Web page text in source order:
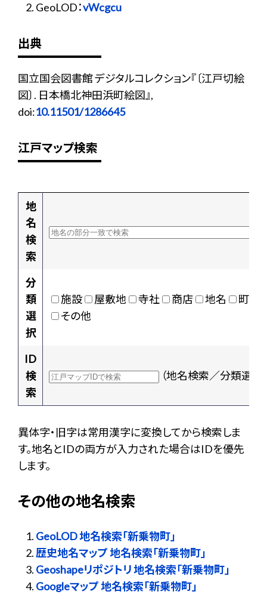
GeoLOD：vWcgcu
出典
国立国会図書館 デジタルコレクション『〔江戸切絵
図〕. 日本橋北神田浜町絵図』,
doi:10.11501/1286645
江戸マップ検索
地
名
検
索
分
類
選
択
施設 屋敷地 寺社 商店 地名
町村
その他
ID
検
索
（地名検索／分類選択
異体字・旧字は常用漢字に変換してから検索しま
す。地名とIDの両方が入力された場合はIDを優先
します。
その他の地名検索
GeoLOD 地名検索「新乗物町」
歴史地名マップ 地名検索「新乗物町」
Geoshapeリポジトリ 地名検索「新乗物町」
Googleマップ 地名検索「新乗物町」